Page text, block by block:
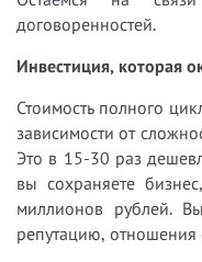
договоренностей.
Инвестиция, которая
Стоимость полного
зависимости от
Это в 15-30 раз
вы сохраняете
миллионов рублей.
репутацию, отношения